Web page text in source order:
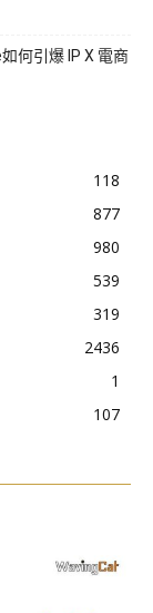
何引爆 IP X 電商
118
877
980
539
319
2436
1
107